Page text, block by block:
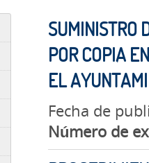
SUMINISTRO
POR COPIA
EL
Fecha de
Número de